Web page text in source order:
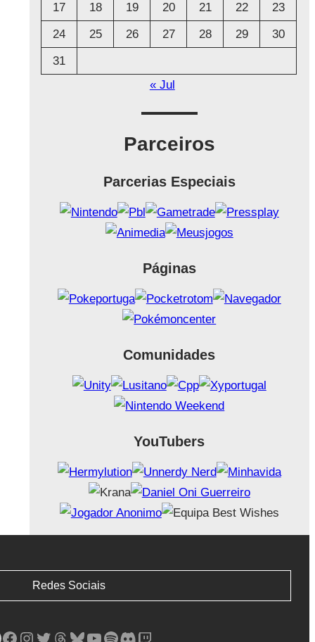
17
18 19 20 21 22
23
24
25 26 27 28 29
30
31
« Jul
Parceiros
Parcerias Especiais
Páginas
Comunidades
YouTubers
Redes Sociais
Facebook Instagram Twitter Threads Bluesky YouTube Spotify Discord Twitch